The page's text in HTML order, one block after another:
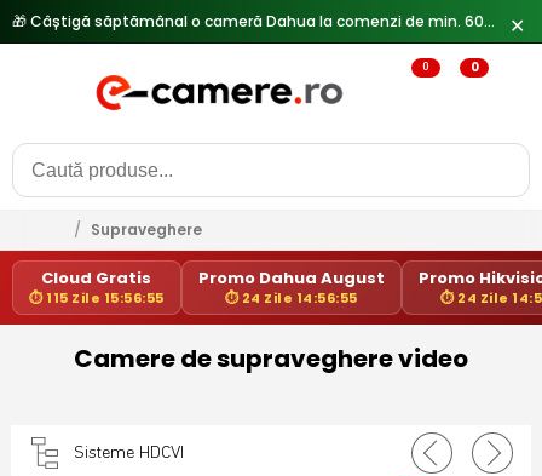
✕
0 0
/ Supraveghere
Cloud Gratis
⏱ 115 Zile 15:56:55
Promo Dahua August
⏱ 24 Zile 14:56:55
Promo
⏱ 24 Zile
Camere de supraveghere video
Sisteme HDCVI